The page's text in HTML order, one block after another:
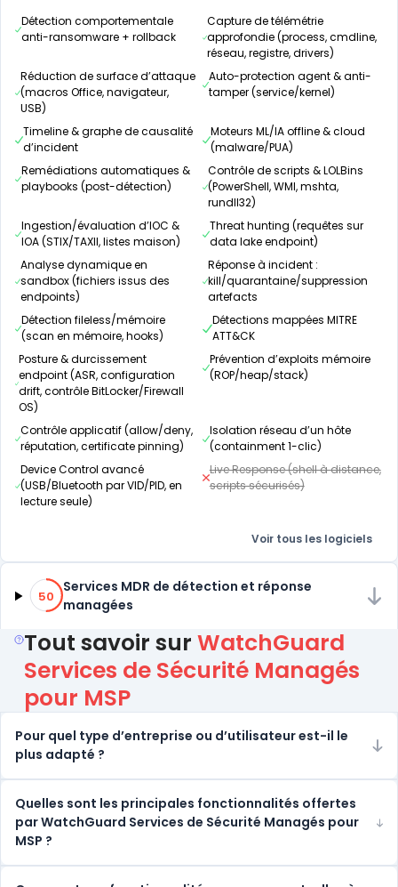
Détection comportementale
anti-ransomware + rollback
Capture de télémétrie
approfondie (process, cmdline,
réseau, registre, drivers)
Réduction de surface d’attaque
(macros Office, navigateur,
USB)
Auto-protection agent & anti-
tamper (service/kernel)
Timeline & graphe de causalité
d’incident
Moteurs ML/IA offline & cloud
(malware/PUA)
Remédiations automatiques &
playbooks (post-détection)
Contrôle de scripts & LOLBins
(PowerShell, WMI, mshta,
rundll32)
Ingestion/évaluation d’IOC &
IOA (STIX/TAXII, listes maison)
Threat hunting (requêtes sur
data lake endpoint)
Analyse dynamique en
sandbox (fichiers issus des
endpoints)
Réponse à incident :
kill/quarantaine/suppression
artefacts
Détection fileless/mémoire
(scan en mémoire, hooks)
Détections mappées MITRE
ATT&CK
Posture & durcissement
endpoint (ASR, configuration
drift, contrôle BitLocker/Firewall
OS)
Prévention d’exploits mémoire
(ROP/heap/stack)
Contrôle applicatif (allow/deny,
réputation, certificate pinning)
Isolation réseau d’un hôte
(containment 1-clic)
Device Control avancé
(USB/Bluetooth par VID/PID, en
lecture seule)
Live Response (shell à distance,
scripts sécurisés)
Voir tous les logiciels
50% de compatibilité
50
Services MDR de détection et réponse
managées
Tout savoir surWatchGuard
Services de Sécurité Managés
pour MSP
Pour quel type d’entreprise ou d’utilisateur est-il le
plus adapté ?
Quelles sont les principales fonctionnalités offertes
par WatchGuard Services de Sécurité Managés pour
MSP ?